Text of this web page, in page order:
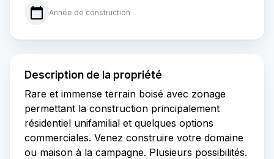
Année de construction
Description de la propriété
Rare et immense terrain boisé avec zonage
permettant la construction principalement
résidentiel unifamilial et quelques options
commerciales. Venez construire votre domaine
ou maison à la campagne. Plusieurs possibilités.